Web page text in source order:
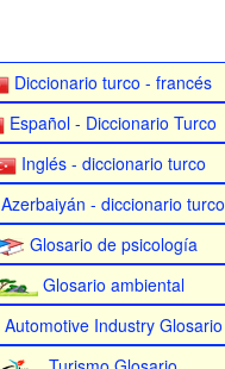
Diccionario turco - francés
Español - Diccionario Turco
Inglés - diccionario turco
Azerbaiyán - diccionario turco
Glosario de psicología
Glosario ambiental
Automotive Industry Glosario